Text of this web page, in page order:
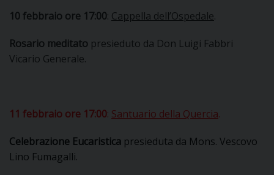
10 febbraio ore 17:00: Cappella dell’Ospedale.
Rosario meditato presieduto da Don Luigi Fabbri
Vicario Generale.
11 febbraio ore 17:00: Santuario della Quercia.
Celebrazione Eucaristica presieduta da Mons. Vescovo
Lino Fumagalli.